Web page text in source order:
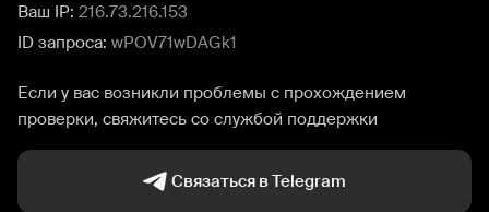
Ваш IP: 216.73.216.153
ID запроса: wPOV71wDAGk1
Если у вас возникли проблемы с прохождением
проверки, свяжитесь со службой поддержки
Связаться в Telegram